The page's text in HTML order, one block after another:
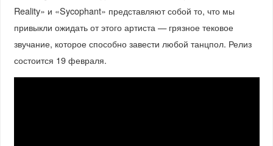
Reality» и «Sycophant» представляют собой то, что мы
привыкли ожидать от этого артиста — грязное тековое
звучание, которое способно завести любой танцпол. Релиз
состоится 19 февраля.